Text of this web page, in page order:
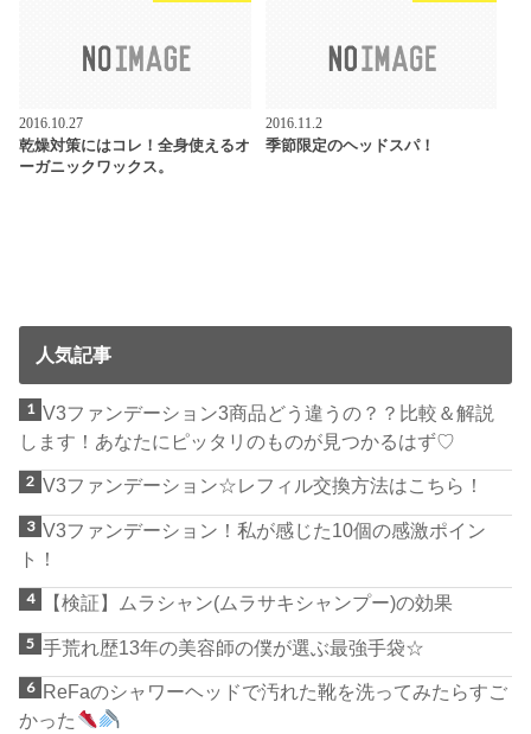
2016.10.27
乾燥対策にはコレ！全身使えるオ
ーガニックワックス。
2016.11.2
季節限定のヘッドスパ！
人気記事
V3ファンデーション3商品どう違うの？？比較＆解説
します！あなたにピッタリのものが見つかるはず♡
V3ファンデーション☆レフィル交換方法はこちら！
V3ファンデーション！私が感じた10個の感激ポイン
ト！
【検証】ムラシャン(ムラサキシャンプー)の効果
手荒れ歴13年の美容師の僕が選ぶ最強手袋☆
ReFaのシャワーヘッドで汚れた靴を洗ってみたらすご
かった